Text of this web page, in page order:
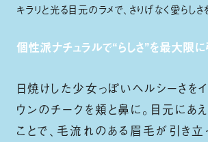
キラリと光る目元のラメで、さりげなく愛らしさ
個性派ナチュラルで“らしさ”を最大限に
日焼けした少女っぽいヘルシーさをイ
ウンのチークを頬と鼻に。目元にあ
ことで、毛流れのある眉毛が引き